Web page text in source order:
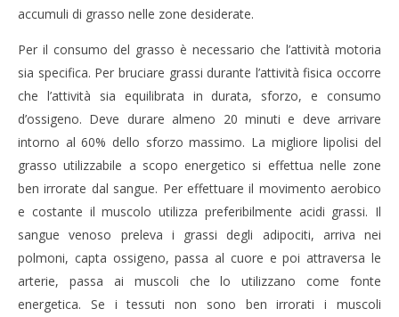
accumuli di grasso nelle zone desiderate.
Per il consumo del grasso è necessario che l’attività motoria
sia specifica. Per bruciare grassi durante l’attività fisica occorre
che l’attività sia equilibrata in durata, sforzo, e consumo
d’ossigeno. Deve durare almeno 20 minuti e deve arrivare
intorno al 60% dello sforzo massimo. La migliore lipolisi del
grasso utilizzabile a scopo energetico si effettua nelle zone
ben irrorate dal sangue. Per effettuare il movimento aerobico
e costante il muscolo utilizza preferibilmente acidi grassi. Il
sangue venoso preleva i grassi degli adipociti, arriva nei
polmoni, capta ossigeno, passa al cuore e poi attraversa le
arterie, passa ai muscoli che lo utilizzano come fonte
energetica. Se i tessuti non sono ben irrorati i muscoli